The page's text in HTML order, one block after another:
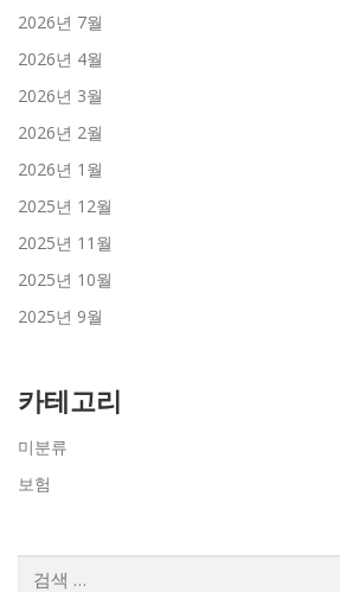
2026년 7월
2026년 4월
2026년 3월
2026년 2월
2026년 1월
2025년 12월
2025년 11월
2025년 10월
2025년 9월
카테고리
미분류
보험